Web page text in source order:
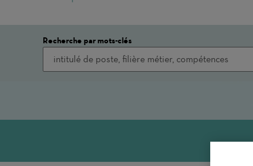
Recherche par mots-clés